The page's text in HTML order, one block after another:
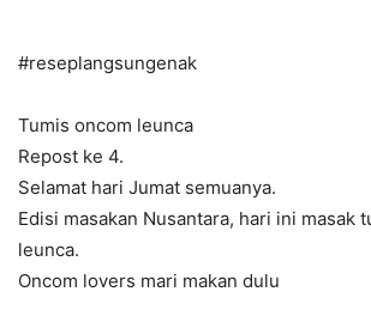
#reseplangsungenak
Tumis oncom leunca
Repost ke 4.
Selamat hari Jumat semuanya.
Edisi masakan Nusantara, hari ini masak
leunca.
Oncom lovers mari makan dulu